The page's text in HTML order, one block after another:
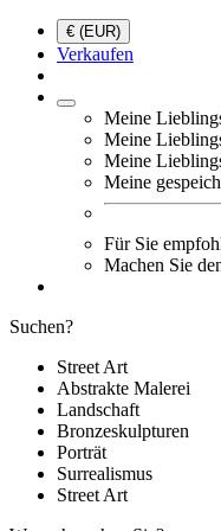
€ (EUR)
Verkaufen
Meine
Meine
Meine
Meine
Für Sie
Machen Sie
Suchen?
Street Art
Abstrakte Malerei
Landschaft
Bronzeskulpturen
Porträt
Surrealismus
Street Art